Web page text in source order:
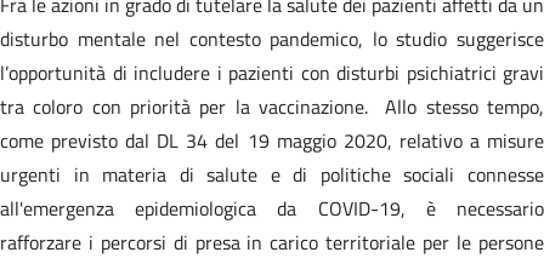
disturbo mentale nel contesto pandemico, lo studio suggerisce
l’opportunità di includere i pazienti con disturbi psichiatrici gravi
tra coloro con priorità per la vaccinazione. Allo stesso tempo,
come previsto dal DL 34 del 19 maggio 2020, relativo a misure
urgenti in materia di salute e di politiche sociali connesse
all'emergenza epidemiologica da COVID-19, è necessario
rafforzare i percorsi di presa in carico territoriale per le persone